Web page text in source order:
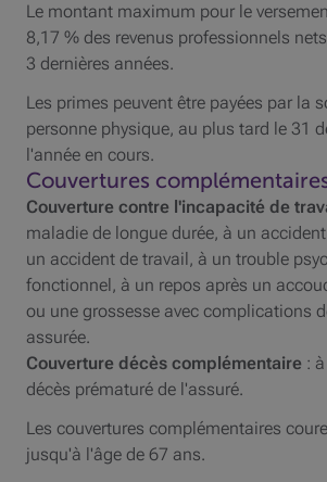
Le montant maximum pour le
8,17 % des revenus professionnels
3 dernières années.
Les primes peuvent être payées par la
personne physique, au plus tard le 31
l'année en cours.
Couvertures
Couverture contre l'incapacité de
maladie de longue durée, à un
un accident de travail, à un trouble
fonctionnel, à un repos après un
ou une grossesse avec complications
assurée.
Couverture décès complémentaire :
décès prématuré de l'assuré.
Les couvertures complémentaires
jusqu'à l'âge de 67 ans.